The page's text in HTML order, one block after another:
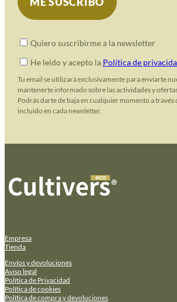
Quiero suscribirme a la newsletter
He leido y acepto la Política de
Tu email se utilizará exclusivamente para enviarte
mantenerte informado sobre las actividades y
Podrás darte de baja en cualquier momento a través
incluido en cada newsletter.
Empresa
Tienda
Envíos y devoluciones
Aviso legal
Política de Privacidad
Política de cookies
Política de compra y devoluciones